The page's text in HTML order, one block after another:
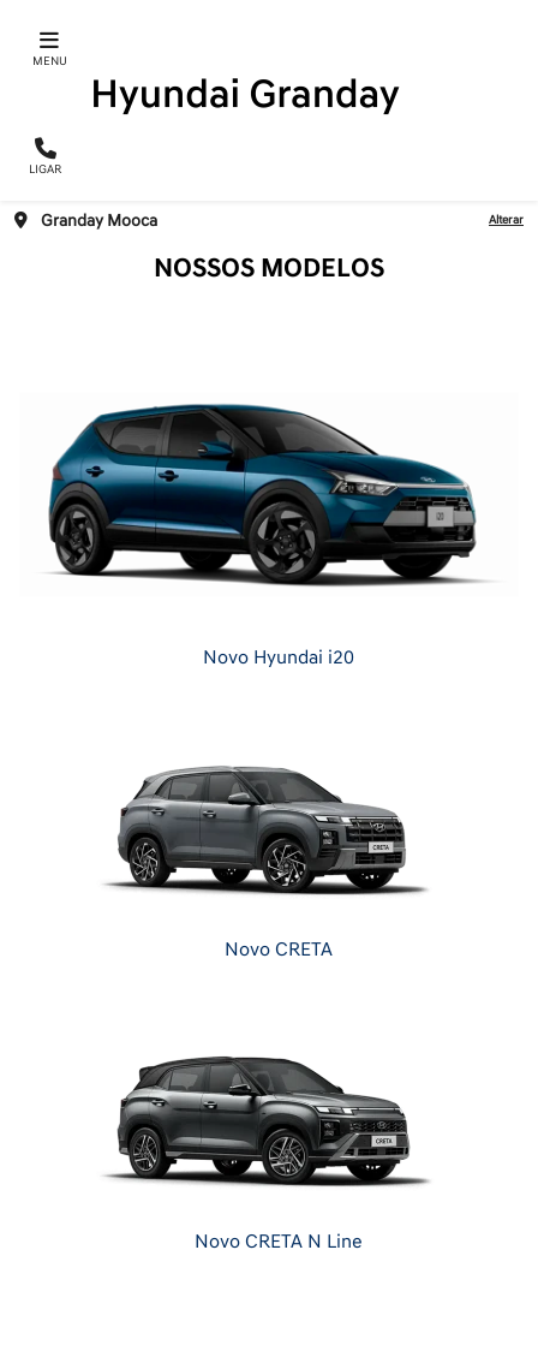
MENU
LIGAR
Granday Mooca Alterar
templates.template-
NOSSOS MODELOS
Novo Hyundai i20
Novo CRETA
Novo CRETA N Line